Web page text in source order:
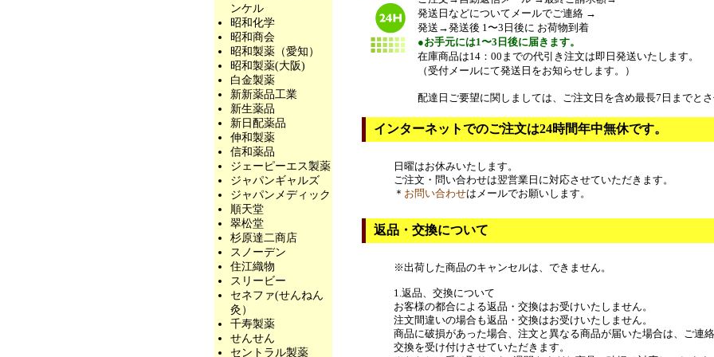
発送日などについてメールでご連絡 →
発送→発送後 1〜3日後に お荷物到着
●お手元には1〜3日後に届きます。
在庫商品は14：00までの代引き注文は即日発送いたします。
（受付メールにて発送日をお知らせします。）
配達日ご要望に関しましては、ご注文日を含め最長7日までとさ
インターネットでのご注文は24時間年中無休です。
日曜はお休みいたします。
ご注文・問い合わせは翌営業日に対応させていただきます。
＊ お問い合わせはメールでお願いします。
返品・交換について
※出荷した商品のキャンセルは、できません。
1.返品、交換について
お客様の都合による返品・交換はお受けいたしません。
注文間違いの場合も返品・交換はお受けいたしません。
商品に破損があった場合、注文と異なる商品が届いた場合は、ご連絡
交換を受け付けさせていただきます。
ンケル
昭和化学
昭和商会
昭和製薬（愛知）
昭和製薬(大阪)
白金製薬
新新薬品工業
新生薬品
新日配薬品
伸和製薬
信和薬品
ジェーピーエス製薬
ジャパンギャルズ
ジャパンメディック
順天堂
翠松堂
杉原達二商店
スノーデン
住江織物
スリービー
セネファ(せんねん
灸）
千寿製薬
せんせん
セントラル製薬